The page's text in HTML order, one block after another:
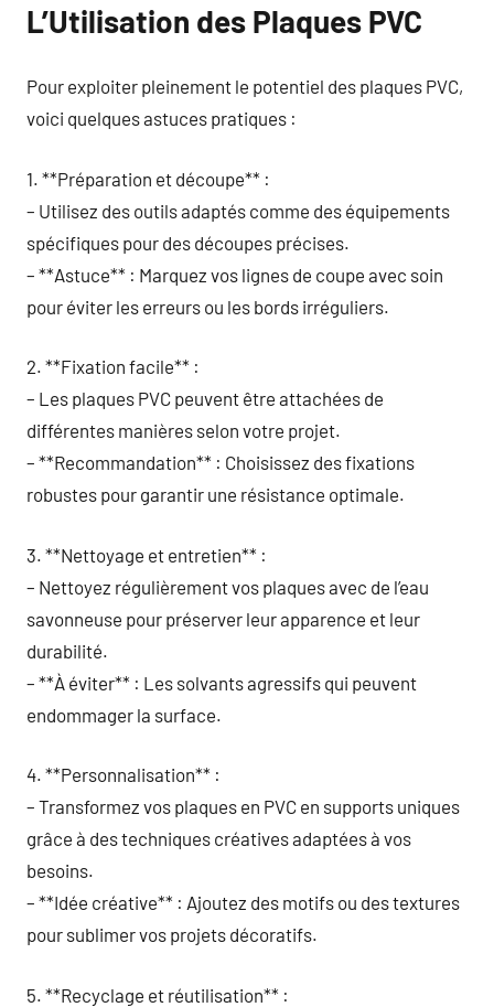
L’Utilisation des Plaques PVC
Pour exploiter pleinement le potentiel des plaques PVC,
voici quelques astuces pratiques :
1. **Préparation et découpe** :
– Utilisez des outils adaptés comme des équipements
spécifiques pour des découpes précises.
– **Astuce** : Marquez vos lignes de coupe avec soin
pour éviter les erreurs ou les bords irréguliers.
2. **Fixation facile** :
– Les plaques PVC peuvent être attachées de
différentes manières selon votre projet.
– **Recommandation** : Choisissez des fixations
robustes pour garantir une résistance optimale.
3. **Nettoyage et entretien** :
– Nettoyez régulièrement vos plaques avec de l’eau
savonneuse pour préserver leur apparence et leur
durabilité.
– **À éviter** : Les solvants agressifs qui peuvent
endommager la surface.
4. **Personnalisation** :
– Transformez vos plaques en PVC en supports uniques
grâce à des techniques créatives adaptées à vos
besoins.
– **Idée créative** : Ajoutez des motifs ou des textures
pour sublimer vos projets décoratifs.
5. **Recyclage et réutilisation** :